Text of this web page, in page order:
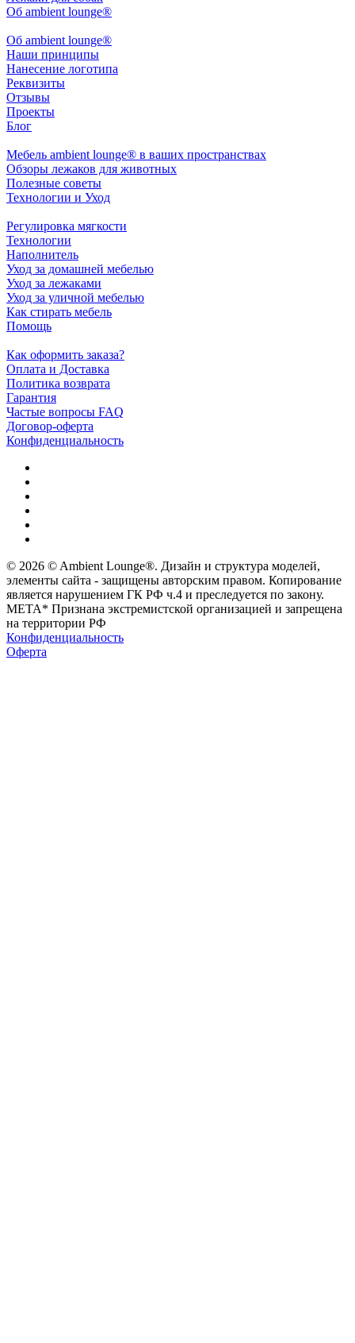
Об ambient lounge®
Oб ambient lounge®
Наши принципы
Нанесение логотипа
Реквизиты
Отзывы
Проекты
Блог
Мебель ambient lounge® в ваших пространствах
Обзоры лежаков для животных
Полезные советы
Технологии и Уход
Регулировка мягкости
Технологии
Наполнитель
Уход за домашней мебелью
Уход за лежаками
Уход за уличной мебелью
Как стирать мебель
Помощь
Как оформить заказа?
Оплата и Доставка
Политика возврата
Гарантия
Частые вопросы FAQ
Договор-оферта
Конфиденциальность
© 2026 © Ambient Lounge®. Дизайн и структура моделей,
элементы сайта - защищены авторским правом. Копирование
является нарушением ГК РФ ч.4 и преследуется по закону.
МЕТА* Признана экстремистской организацией и запрещена
на территории РФ
Конфиденциальность
Оферта